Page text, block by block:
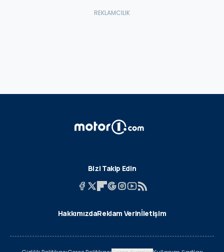
Bizi Takip Edin
HakkımızdaReklam Verinİletişim